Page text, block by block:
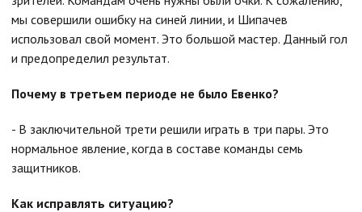
мы совершили ошибку на синей линии, и Шипачев
использовал свой момент. Это большой мастер. Данный гол
и предопределил результат.
Почему в третьем периоде не было Евенко?
- В заключительной трети решили играть в три пары. Это
нормальное явление, когда в составе команды семь
защитников.
Как исправлять ситуацию?